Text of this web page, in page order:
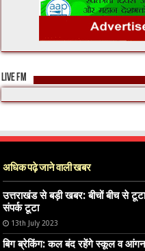
LIVE FM
अधिक पढ़े जाने वाली खबर
उत्तराखंड से बड़ी खबर: बीचों बीच से
संपर्क टूटा
13th July 2023
बिग ब्रेकिंग: कल बंद रहेंगे स्कूल व